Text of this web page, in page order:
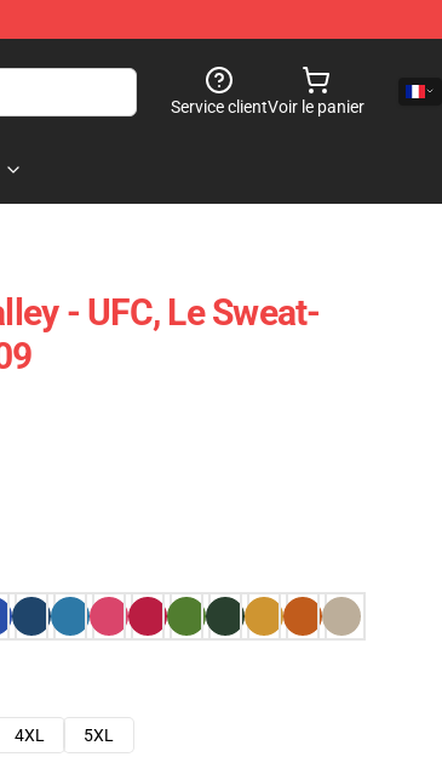
Service clientVoir le panier
- UFC, Le Sweat-
4XL
5XL